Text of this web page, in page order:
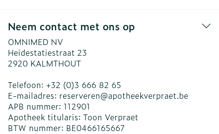
Neem contact met ons op
OMNIMED NV
Heidestatiestraat 23
2920 KALMTHOUT
Telefoon: +32 (0)3 666 82 65
E-mailadres: reserveren@apotheekverpraet.be
APB nummer: 112901
Apotheek titularis: Toon Verpraet
BTW nummer: BE0466165667